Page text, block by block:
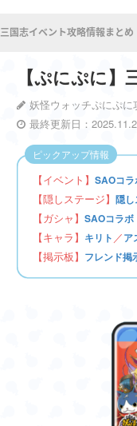
三国志イベント攻略情報まとめ
【ぷにぷに
妖怪ウォッチぷにぷに
最終更新日：
【イベント】 SAOコ
【隠しステージ】 隠
【ガシャ】 SAOコラボ
【キャラ】 キリト ／ア
【掲示板】 フレンド掲
ピックアップ情報